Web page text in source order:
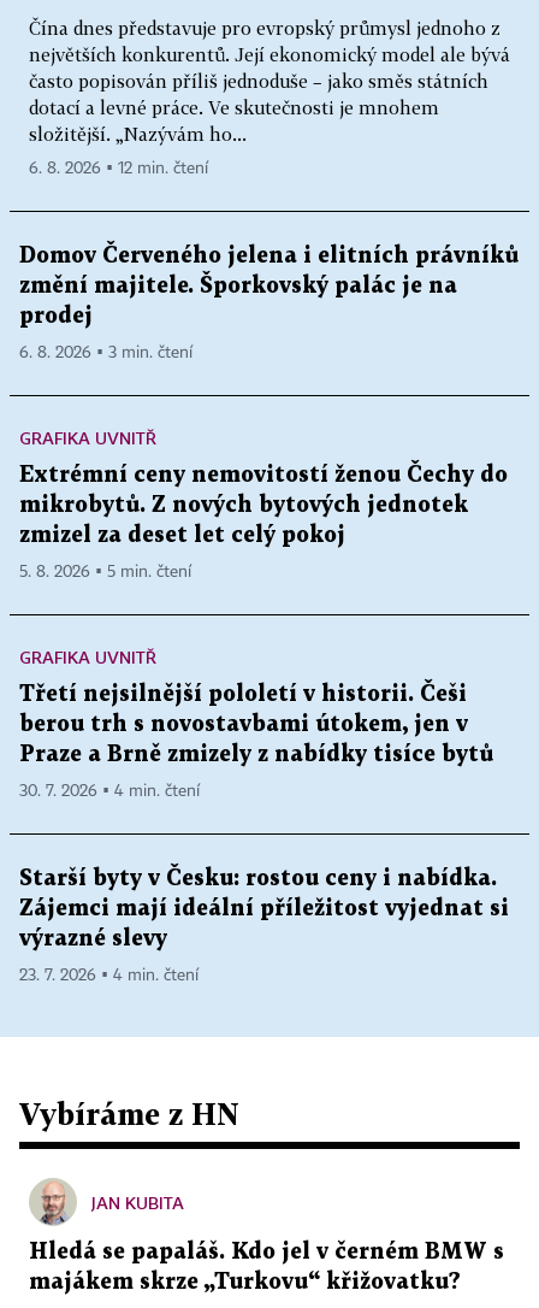
Čína dnes představuje pro evropský průmysl jednoho z
největších konkurentů. Její ekonomický model ale bývá
často popisován příliš jednoduše – jako směs státních
dotací a levné práce. Ve skutečnosti je mnohem
složitější. „Nazývám ho...
6. 8. 2026 ▪ 12 min. čtení
Domov Červeného jelena i elitních právníků
změní majitele. Šporkovský palác je na
prodej
6. 8. 2026 ▪ 3 min. čtení
GRAFIKA UVNITŘ
Extrémní ceny nemovitostí ženou Čechy do
mikrobytů. Z nových bytových jednotek
zmizel za deset let celý pokoj
5. 8. 2026 ▪ 5 min. čtení
GRAFIKA UVNITŘ
Třetí nejsilnější pololetí v historii. Češi
berou trh s novostavbami útokem, jen v
Praze a Brně zmizely z nabídky tisíce bytů
30. 7. 2026 ▪ 4 min. čtení
Starší byty v Česku: rostou ceny i nabídka.
Zájemci mají ideální příležitost vyjednat si
výrazné slevy
23. 7. 2026 ▪ 4 min. čtení
Vybíráme z HN
JAN KUBITA
Hledá se papaláš. Kdo jel v černém BMW s
majákem skrze „Turkovu“ křižovatku?